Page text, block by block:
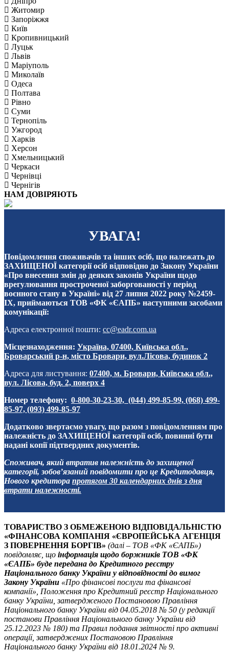
Житомир
Запоріжжя
Київ
Кропивницький
Луцьк
Львів
Маріуполь
Миколаїв
Одеса
Полтава
Рівно
Суми
Тернопіль
Ужгород
Харків
Херсон
Хмельницький
Черкаси
Чернівці
Чернігів
НАМ ДОВІРЯЮТЬ
УВАГА!
Повідомлення споживачів та інших осіб, що належать до
ЗАХИЩЕНОЇ категорії осіб відповідно до Закону України
«Про внесення змін до деяких законів України щодо
врегулювання простроченої заборгованості у період
воєнного стану в Україні» від 27 липня 2022 року №2459-
IX, приймаються ТОВ «ФК «ЄАПБ» наступними засобами
комунікації:
Адреса електронної пошти: cc@eadr.com.ua
Місцезнаходження: Україна, 07400, Київська обл.,
Броварський р-н, місто Бровари, вул.Лісова, будинок 2
Адреса для листування: 07400, м. Бровари, Київська обл.,
вул. Лісова, буд. 2, поверх 4
Номер телефону: 0-800-30-23-30, (044) 499-85-99, (068) 499-
85-97, (093) 499-85-97
Додатково звертаємо увагу, що разом з повідомленням про
належність до ЗАХИЩЕНОЇ категорії осіб, повинні бути
надані копії підтвердних документів.
Споживач, який втратив належність до захищеної
категорії, зобов’язаний повідомити про це Кредитодавця,
Нового кредитора протягом 30 календарних днів з дня
втрати належності.
ТОВАРИСТВО З ОБМЕЖЕНОЮ ВІДПОВІДАЛЬНІСТЮ
«ФІНАНСОВА КОМПАНІЯ «ЄВРОПЕЙСЬКА АГЕНЦІЯ
З ПОВЕРНЕННЯ БОРГІВ» (далі – ТОВ «ФК «ЄАПБ»)
повідомляє, що інформація щодо боржників ТОВ «ФК
«ЄАПБ» буде передана до Кредитного реєстру
Національного банку України у відповідності до вимог
Закону України «Про фінансові послуги та фінансові
компанії», Положення про Кредитний реєстр Національного
банку України, затвердженого Постановою Правління
Національного банку України від 04.05.2018 № 50 (у редакції
постанови Правління Національного банку України від
25.12.2023 № 180) та Правил подання звітності про активні
операції, затверджених Постановою Правління
Національного банку України від 18.01.2024 № 9.